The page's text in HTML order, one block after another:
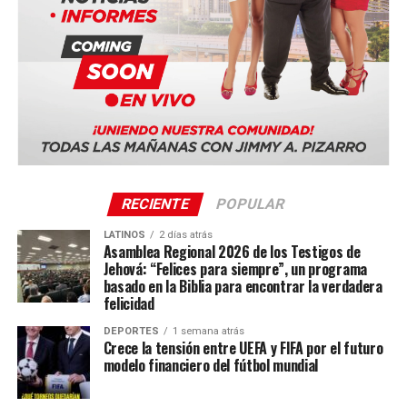
Ciudad de Panamá, Panamá (Panama Convention
Quito, Ecuador
Sevilla, España
La serie mundial también incluye sedes en Costa Rica,
Portugal, Sudáfrica y Tailandia.
RECIENTE POPULAR
LATINOS 2 días atrás
Asamblea Regional 2026 de los Testigos de
Jehová: “Felices para siempre”, un programa
basado en la Biblia para encontrar la verdadera
felicidad
DEPORTES 1 semana atrás
Crece la tensión entre UEFA y FIFA por el futuro
modelo financiero del fútbol mundial